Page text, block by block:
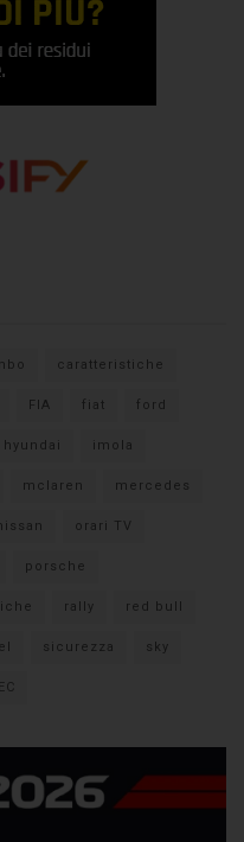
caratteristiche
FIA fiat ford
hyundai imola
mclaren mercedes
orari TV
porsche
rally red bull
sicurezza sky